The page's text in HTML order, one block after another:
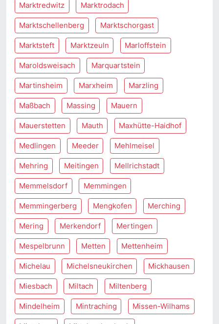
Marktredwitz Marktrodach
Marktschellenberg Marktschorgast
Marktsteft Marktzeuln Marloffstein
Maroldsweisach Marquartstein
Martinsheim Marxheim Marzling
Maßbach Massing Mauern
Mauerstetten Mauth Maxhütte-Haidhof
Medlingen Meeder Mehlmeisel
Mehring Meitingen Mellrichstadt
Memmelsdorf Memmingen
Memmingerberg Mengkofen Merching
Mering Merkendorf Mertingen
Mespelbrunn Metten Mettenheim
Michelau Michelsneukirchen Mickhausen
Miesbach Miltach Miltenberg
Mindelheim Mintraching Missen-Wilhams